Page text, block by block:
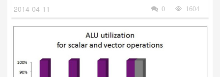
2014-04-11
1604

0
